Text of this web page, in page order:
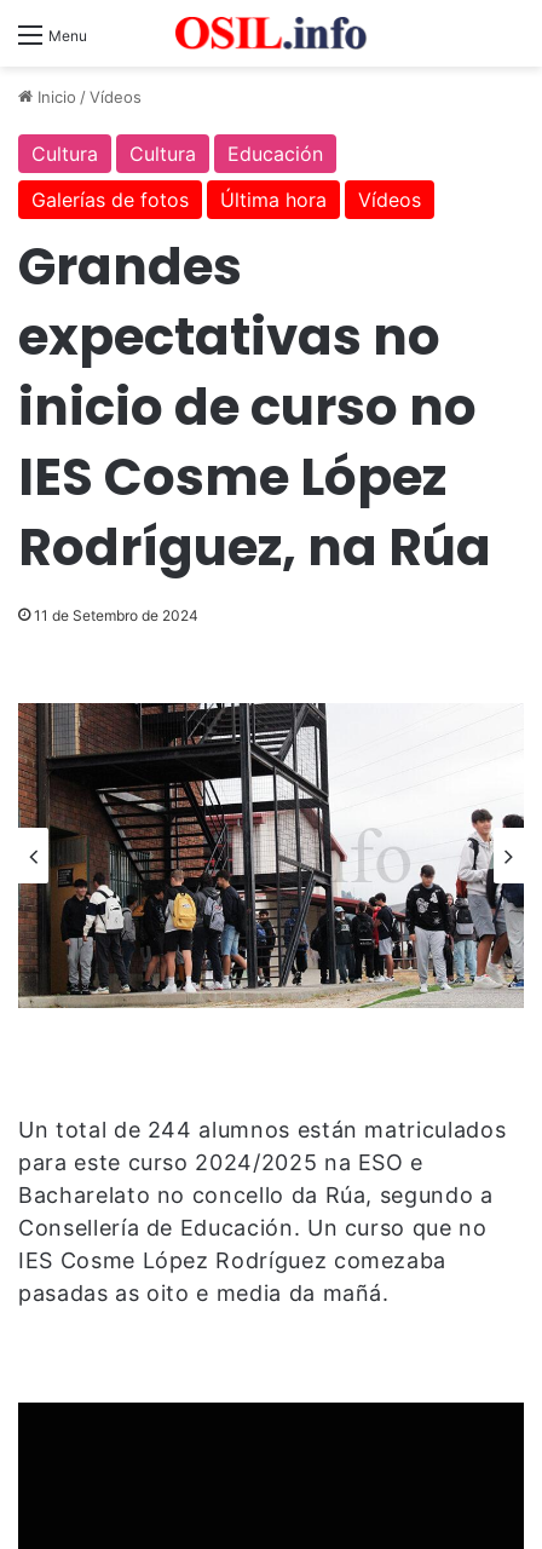
Menu
Inicio /Vídeos
Cultura Cultura
Educación
Galerías de fotos
Última hora Vídeos
Grandes
expectativas no
inicio de curso no
IES Cosme López
Rodríguez, na Rúa
11 de Setembro de 2024
Un total de 244 alumnos están matriculados
para este curso 2024/2025 na ESO e
Bacharelato no concello da Rúa, segundo a
Consellería de Educación. Un curso que no
IES Cosme López Rodríguez comezaba
pasadas as oito e media da mañá.